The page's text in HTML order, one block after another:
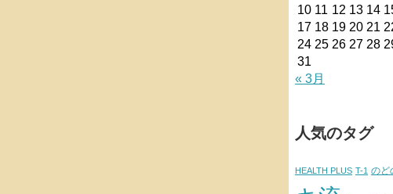
10 11 12 13 14
17 18 19 20 21
24 25 26 27 28
31
« 3月
人気のタグ
HEALTH PLUS T-1 のど